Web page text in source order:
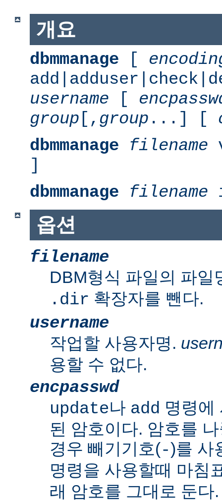
개요
dbmmanage [
username [
group [, group ...] [
dbmmanage
filename
]
dbmmanage
filename
옵션
filename
DBM형식 파일의 파
.dir 확장자를 뺀다.
username
작업할 사용자명.
용할 수 없다.
encpasswd
update나 add 명령에
된 암호이다. 암호를
경우 빼기기호(-)를 사
명령을 사용할때 마침
래 암호를 그대로 둔다.